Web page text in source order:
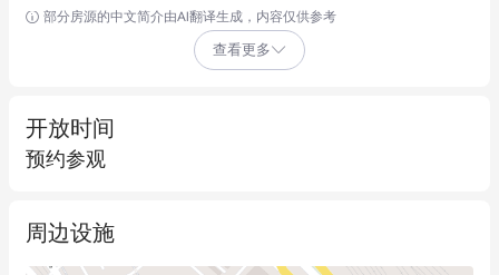
部分房源的中文简介由AI翻译生成，内容仅供参考
查看更多
开放时间
预约参观
周边设施